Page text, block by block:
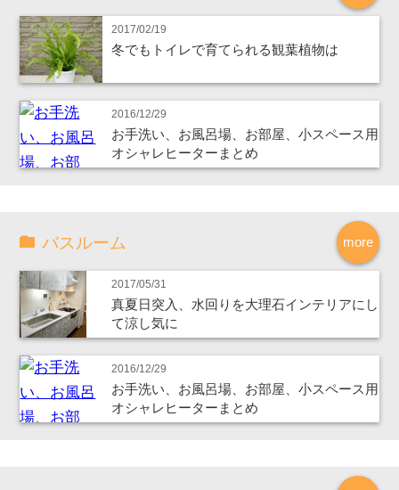
2017/02/19
冬でもトイレで育てられる観葉植物は
2016/12/29
お手洗い、お風呂場、お部屋、小スペース用
オシャレヒーターまとめ
more
バスルーム
2017/05/31
真夏日突入、水回りを大理石インテリアにし
て涼し気に
2016/12/29
お手洗い、お風呂場、お部屋、小スペース用
オシャレヒーターまとめ